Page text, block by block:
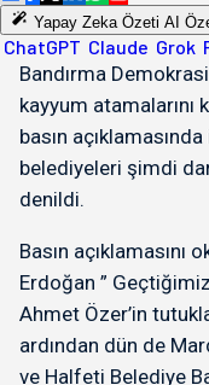
Yapay Zeka Özeti AI
ChatGPT Claude Grok
Bandırma
kayyum atamalarını
basın
belediyeleri şimdi
denildi.
Basın açıklamasını
Erdoğan ”
Ahmet Özer’in
ardından dün de
ve Halfeti Belediye